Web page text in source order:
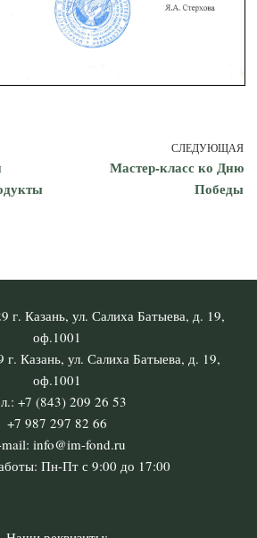
СЛЕДУЮЩАЯ
Мастер-класс ко Дню
Победы
г. Казань, ул. Салиха Батыева, д. 19,
оф.1001
Казань, ул. Салиха Батыева, д. 19,
оф.1001
+7 (843) 209 26 53
+7 987 297 82 66
info@im-fond.ru
Пн-Пт с 9:00 до 17:00